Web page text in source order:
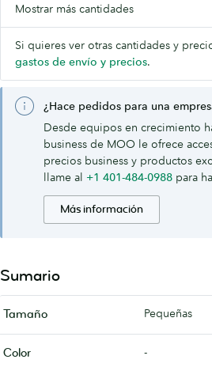
Mostrar más cantidades
Si quieres ver otras cantidades y
gastos de envío y precios.
¿Hace pedidos para una
Desde equipos en crecimiento
business de MOO le ofrece
precios business y productos
llame al +1 401-484-0988 para
Más información
Sumario
Tamaño Pequeñas
Color -